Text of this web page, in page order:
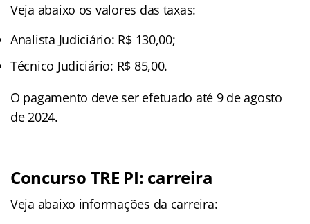
Veja abaixo os valores das taxas:
Analista Judiciário: R$ 130,00;
Técnico Judiciário: R$ 85,00.
O pagamento deve ser efetuado até 9 de agosto
de 2024.
Concurso TRE PI: carreira
Veja abaixo informações da carreira: